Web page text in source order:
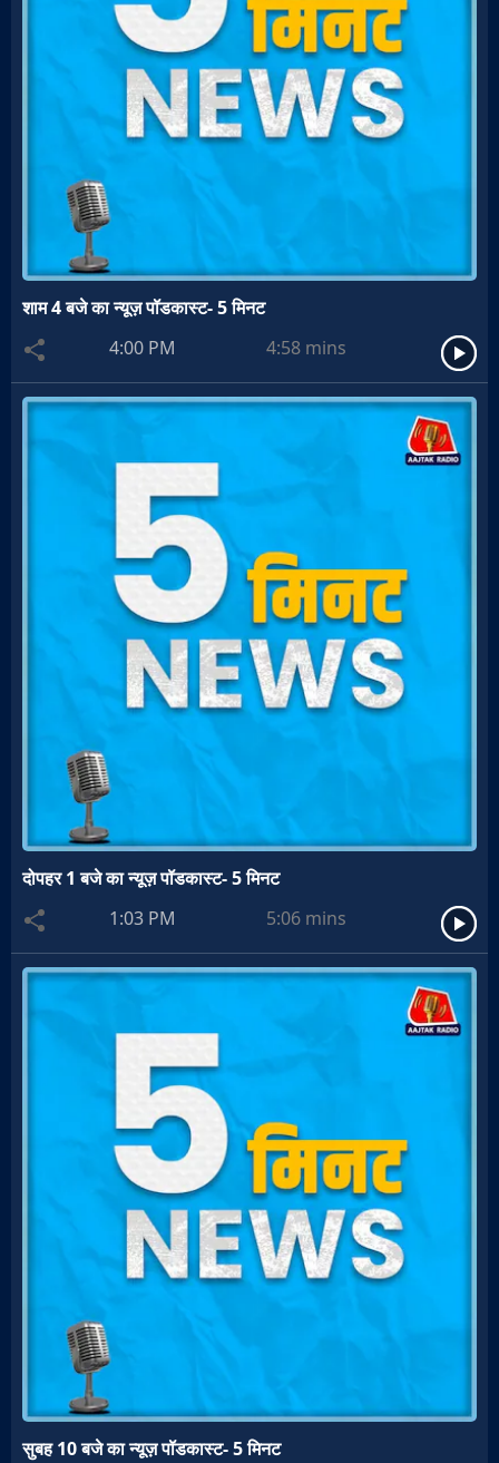
शाम 4 बजे का न्यूज़ पॉडकास्ट- 5 मिनट
4:00 PM
4:58 mins
दोपहर 1 बजे का न्यूज़ पॉडकास्ट- 5 मिनट
1:03 PM
5:06 mins
सुबह 10 बजे का न्यूज़ पॉडकास्ट- 5 मिनट